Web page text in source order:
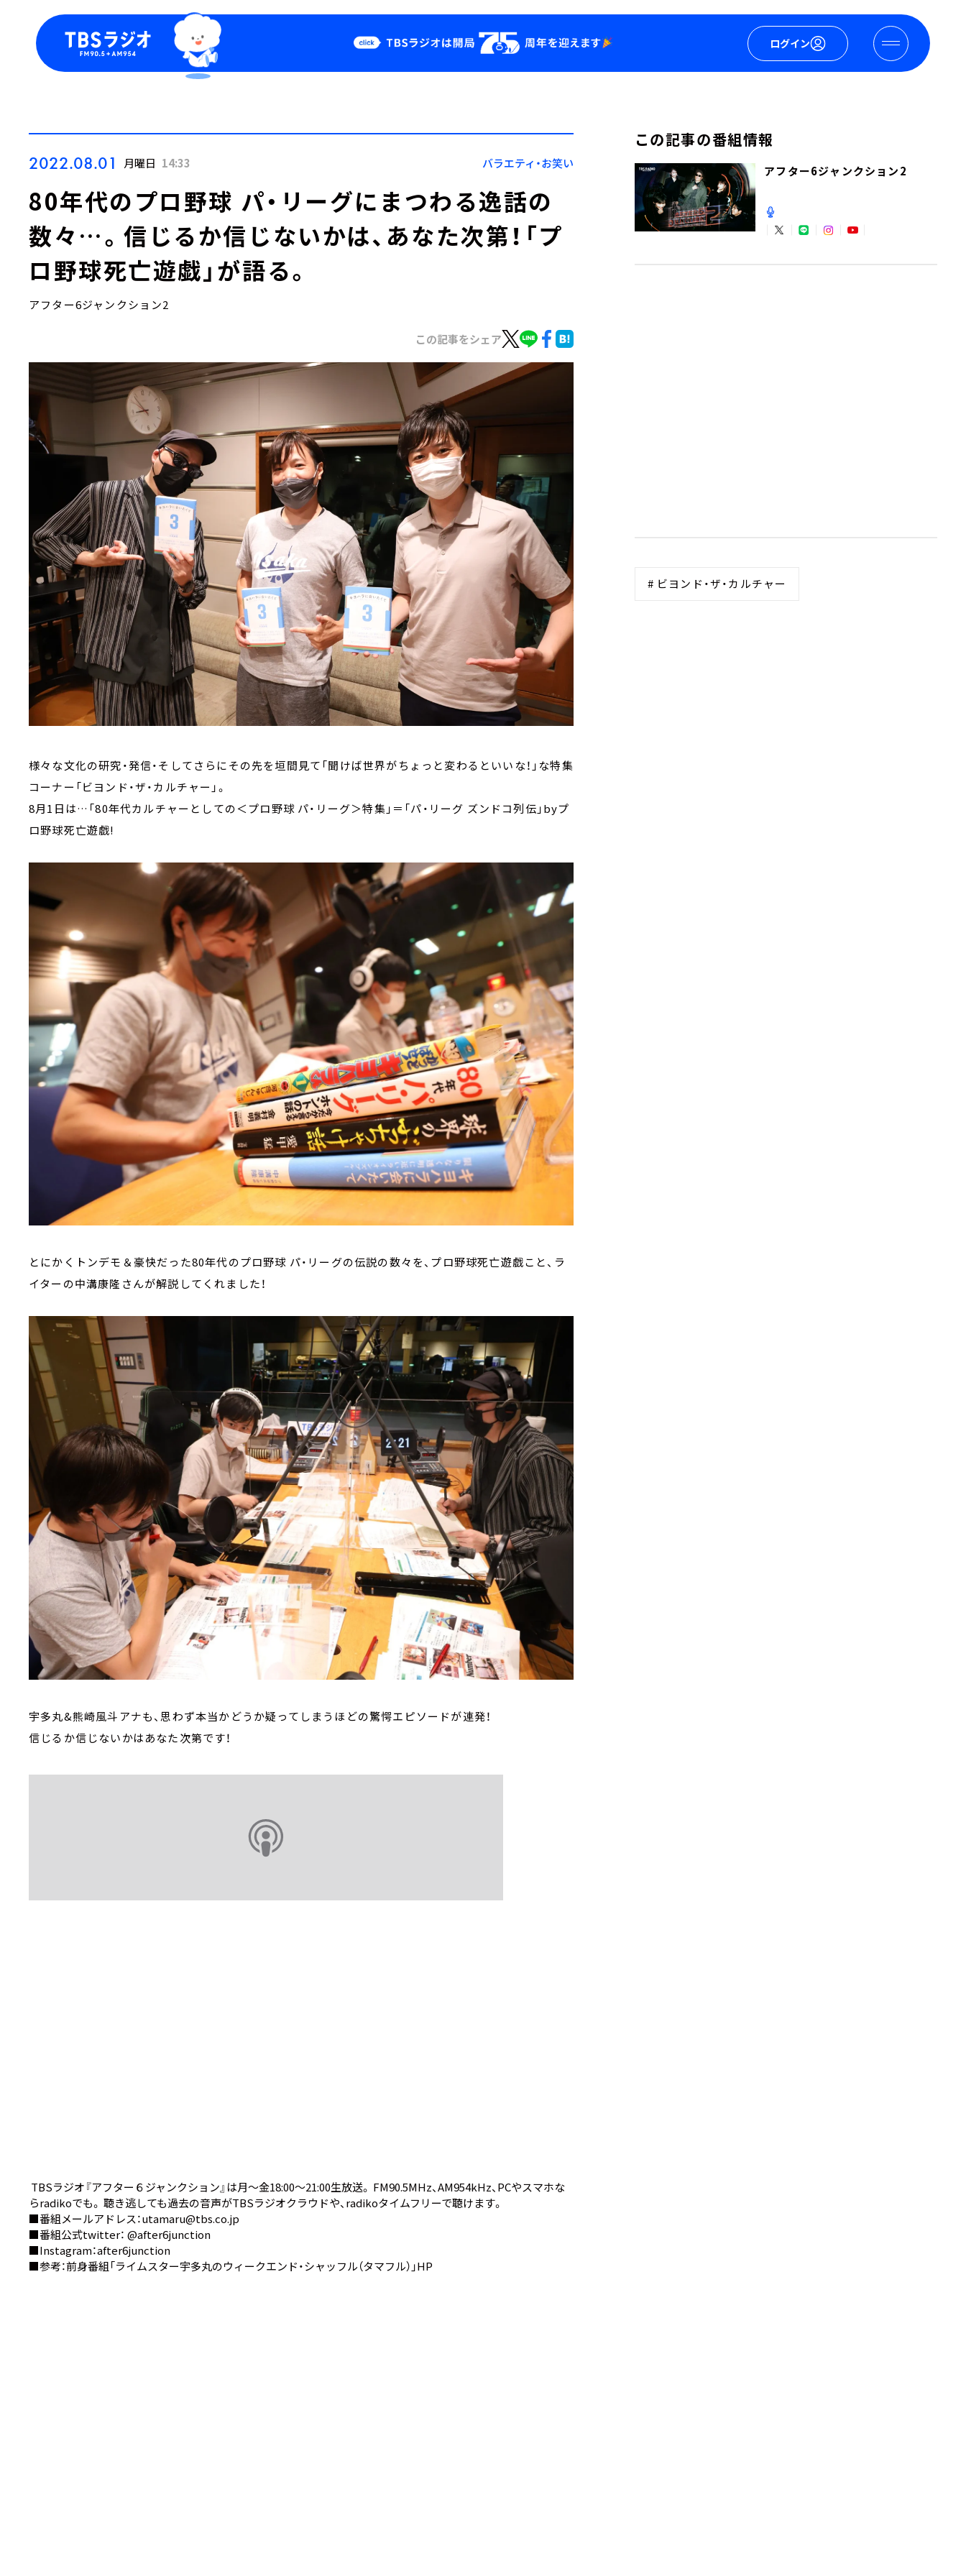
ログイン
Podcast
YouTube
会社情報
2022.08.01 月曜日 14:33 バラエティ・お笑い
80年代のプロ野球 パ・リーグにまつわる逸話の
数々…。信じるか信じないかは、あなた次第！「プ
ロ野球死亡遊戯」が語る。
アフター6ジャンクション2
この記事をシェア
様々な文化の研究・発信・そしてさらにその先を垣間見て「聞けば世界がちょっと変わるといいな！」な特集
コーナー「ビヨンド・ザ・カルチャー」。
8月1日は…「80年代カルチャーとしての＜プロ野球 パ・リーグ＞特集」＝「パ・リーグ ズンドコ列伝」byプ
ロ野球死亡遊戯!
とにかくトンデモ＆豪快だった80年代のプロ野球 パ・リーグの伝説の数々を、プロ野球死亡遊戯こと、ラ
イターの中溝康隆さんが解説してくれました！
宇多丸&熊崎風斗アナも、思わず本当かどうか疑ってしまうほどの驚愕エピソードが連発！
信じるか信じないかはあなた次第です！
TBSラジオ『アフター６ジャンクション』は月～金18:00～21:00生放送。 FM90.5MHz、AM954kHz、PCやスマホな
らradikoでも。 聴き逃しても過去の音声がTBSラジオクラウドや、 radikoタイムフリーで聴けます。
■番組メールアドレス：utamaru@tbs.co.jp
■番組公式twitter： @after6junction
■Instagram：after6junction
■参考：前身番組「ライムスター宇多丸のウィークエンド・シャッフル（タマフル）」HP
この記事の番組情報
アフター6ジャンクション2
# ビヨンド・ザ・カルチャー